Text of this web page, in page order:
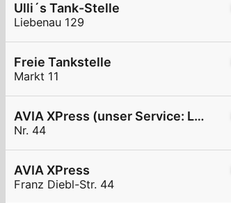
Ulli´s Tank-Stelle
Liebenau 129
Freie Tankstelle
Markt 11
AVIA XPress (unser Service: Luft und Wasser)
Nr. 44
AVIA XPress
Franz Diebl-Str. 44